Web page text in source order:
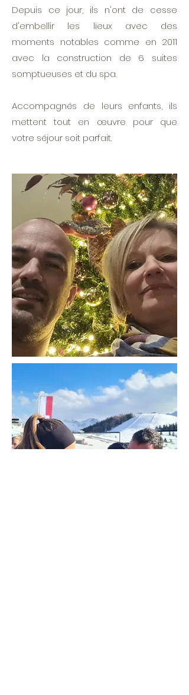
Depuis ce jour, ils n'ont de cesse
d'embellir les lieux avec des
moments notables comme en 2011
avec la construction de 6 suites
somptueuses et du spa.
Accompagnés de leurs enfants, ils
mettent tout en œuvre pour que
votre séjour soit parfait.